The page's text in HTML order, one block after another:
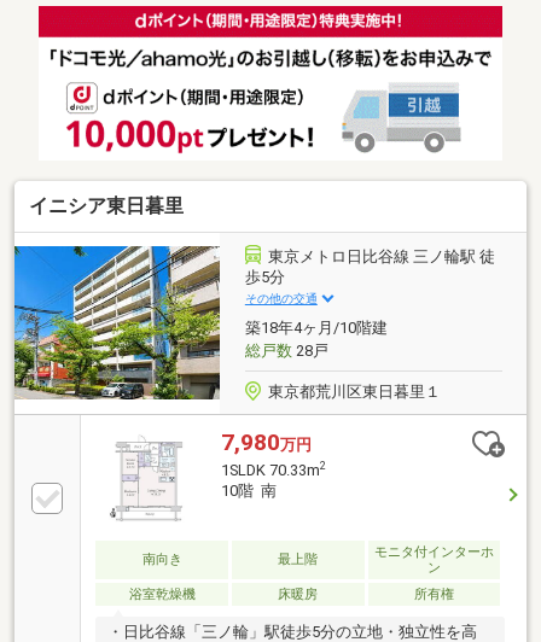
で
♪◇◆◇◆◇◆◇◆◇◆◇◆◇◆◇◆◇◆◇◆◇◆◇◆◇◆
イフプラン】本物件においての住宅ローンシミュレー
イフサイクルの変化を見据えた長期的なライフプラン
シミュレーションを実施します
イニシア東日暮里
東京メトロ日比谷線 三ノ輪駅 徒
歩5分
その他の交通
築18年4ヶ月/10階建
総戸数28戸
東京都荒川区東日暮里１
7,980万円
1SLDK 70.33m2
10階 南
南向き 最上階
モニタ付インターホ
ン
浴室乾燥機
床暖房 所有権
・日比谷線「三ノ輪」駅徒歩5分の立地・独立性を高